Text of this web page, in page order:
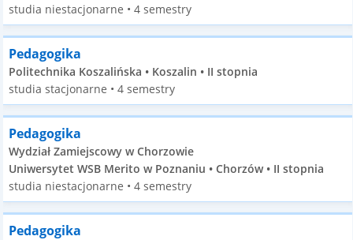
studia niestacjonarne • 4 semestry
Pedagogika
Politechnika Koszalińska • Koszalin • II stopnia
studia stacjonarne • 4 semestry
Pedagogika
Wydział Zamiejscowy w Chorzowie
Uniwersytet WSB Merito w Poznaniu • Chorzów • II stopnia
studia niestacjonarne • 4 semestry
Pedagogika